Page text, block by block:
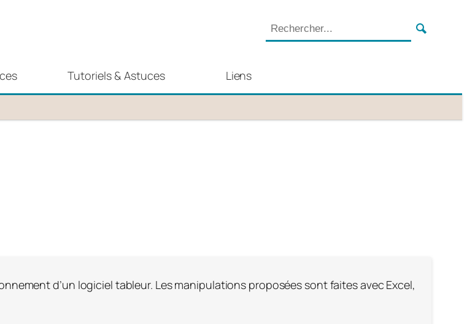
Tutoriels & Astuces Liens
d’un logiciel tableur. Les manipulations proposées sont faites avec Excel,